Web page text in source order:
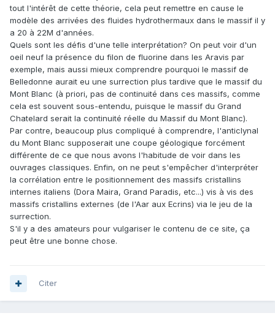
tout l'intérêt de cette théorie, cela peut remettre en cause le
modèle des arrivées des fluides hydrothermaux dans le massif il y
a 20 à 22M d'années.
Quels sont les défis d'une telle interprétation? On peut voir d'un
oeil neuf la présence du filon de fluorine dans les Aravis par
exemple, mais aussi mieux comprendre pourquoi le massif de
Belledonne aurait eu une surrection plus tardive que le massif du
Mont Blanc (à priori, pas de continuité dans ces massifs, comme
cela est souvent sous-entendu, puisque le massif du Grand
Chatelard serait la continuité réelle du Massif du Mont Blanc).
Par contre, beaucoup plus compliqué à comprendre, l'anticlynal
du Mont Blanc supposerait une coupe géologique forcément
différente de ce que nous avons l'habitude de voir dans les
ouvrages classiques. Enfin, on ne peut s'empêcher d'interpréter
la corrélation entre le positionnement des massifs cristallins
internes italiens (Dora Maira, Grand Paradis, etc...) vis à vis des
massifs cristallins externes (de l'Aar aux Ecrins) via le jeu de la
surrection.
S'il y a des amateurs pour vulgariser le contenu de ce site, ça
peut être une bonne chose.
Citer